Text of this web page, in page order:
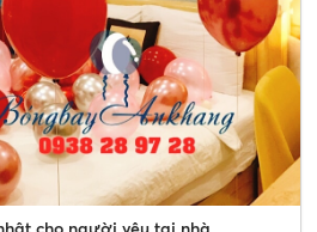
cho người yêu tại nhà